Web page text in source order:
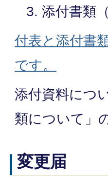
添付書類
付表と添付書
です。
添付資料につ
類について」
変更届